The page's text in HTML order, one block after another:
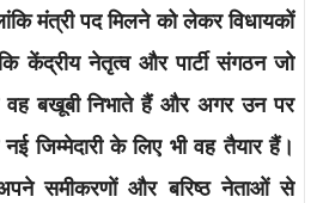
मंत्री पद मिलने को लेकर विधायकों
केंद्रीय नेतृत्व और पार्टी संगठन जो
वह बखूबी निभाते हैं और अगर उन पर
जिम्मेदारी के लिए भी वह तैयार हैं।
समीकरणों और बरिष्ठ नेताओं से